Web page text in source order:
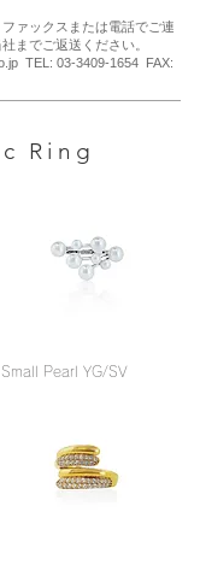
ァックスまたは電話でご連
までご返送ください。
TEL: 03-3409-1654 FAX:
Small Pearl YG/SV
Ring